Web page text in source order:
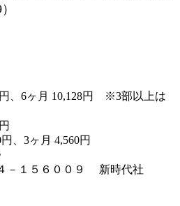
円、6ヶ月 10,128円 ※3部以上は
、3ヶ月 4,560円
－１５６００９ 新時代社